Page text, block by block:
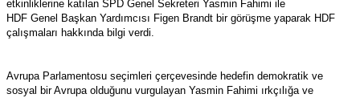
etkinliklerine katılan SPD Genel Sekreteri Yasmin Fahimi ile
HDF Genel Başkan Yardımcısı Figen Brandt bir görüşme yaparak HDF
çalışmaları hakkında bilgi verdi.
Avrupa Parlamentosu seçimleri çerçevesinde hedefin demokratik ve
sosyal bir Avrupa olduğunu vurgulayan Yasmin Fahimi ırkçılığa ve